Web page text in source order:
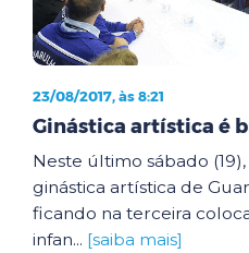
23/08/2017, às 8:21
Ginástica artística é
Neste último sábado
ginástica artística de
ficando na terceira
infan... [saiba mais]